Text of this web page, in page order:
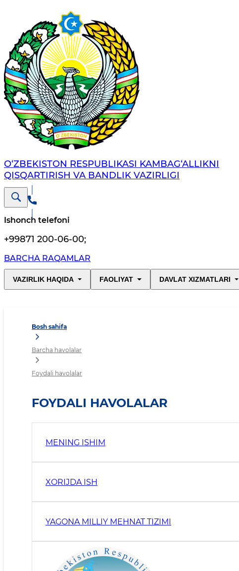
O‘ZBEKISTON RESPUBLIKASI KAMBAG‘ALLIKNI
QISQARTIRISH VA BANDLIK VAZIRLIGI
Ishonch telefoni
+99871 200-06-00;
BARCHA RAQAMLAR
VAZIRLIK HAQIDA FAOLIYAT DAVLAT XIZMATLARI
Bosh sahifa
Barcha havolalar
Foydali havolalar
FOYDALI HAVOLALAR
MENING ISHIM
XORIJDA ISH
YAGONA MILLIY MEHNAT TIZIMI